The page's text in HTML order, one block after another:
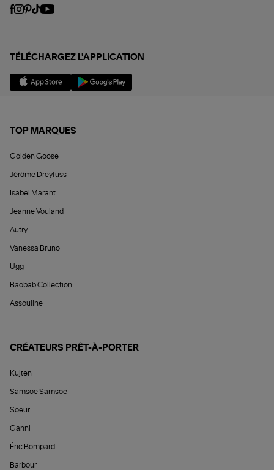
TÉLÉCHARGEZ L'APPLICATION
TOP MARQUES
Golden Goose
Jérôme Dreyfuss
Isabel Marant
Jeanne Vouland
Autry
Vanessa Bruno
Ugg
Baobab Collection
Assouline
CRÉATEURS PRÊT-À-PORTER
Kujten
Samsoe Samsoe
Soeur
Ganni
Éric Bompard
Barbour